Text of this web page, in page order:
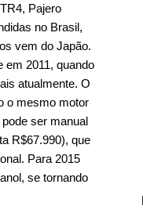
Pajero
no Brasil,
vem do Japão.
em 2011, quando
atualmente. O
o mesmo motor
ser manual
R$67.990), que
Para 2015
se tornando